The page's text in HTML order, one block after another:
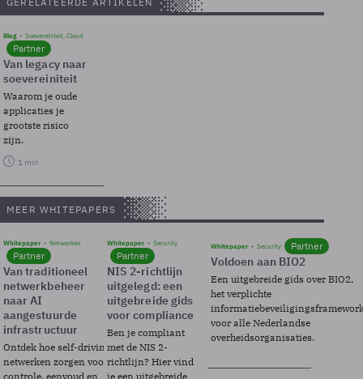
Blog Soevereinteit, Cloud
Partner
Van legacy naar
soevereiniteit
Waarom je oude
applicaties je
grootste risico
zijn.
1 min
MEER WHITEPAPERS
Whitepaper Netwerken
Partner
Van traditioneel
netwerkbeheer
naar AI
aangestuurde
infrastructuur
Ontdek hoe self-driving
netwerken zorgen voor
controle, eenvoud en
Whitepaper Security
Partner
NIS 2-richtlijn
uitgelegd: een
uitgebreide gids
voor compliance
Ben je compliant
met de NIS 2-
richtlijn? Hier vind
je een uitgebreide
Whitepaper Security Partner
Voldoen aan BIO2
Een uitgebreide gids over BIO2,
het verplichte
voor alle Nederlandse
overheidsorganisaties.